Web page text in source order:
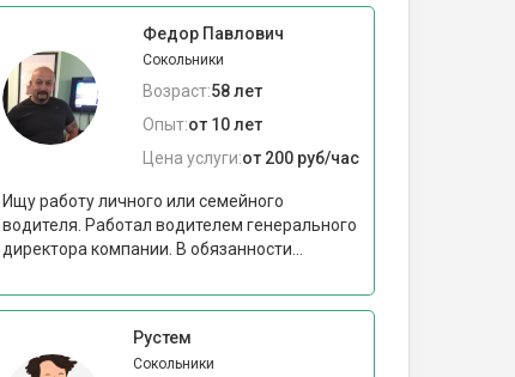
Федор Павлович
Сокольники
Возраст:58 лет
Опыт:от 10 лет
Цена услуги:от 200 руб/час
Ищу работу личного или семейного
водителя. Работал водителем генерального
директора компании. В обязанности...
Рустем
Сокольники